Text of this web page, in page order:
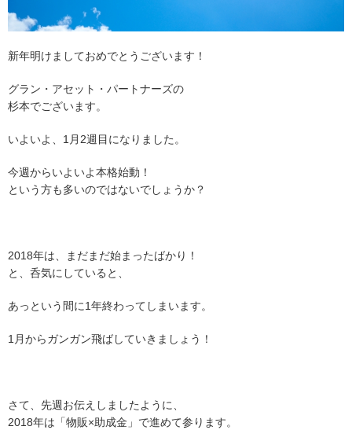
新年明けましておめでとうございます！
グラン・アセット・パートナーズの
杉本でございます。
いよいよ、1月2週目になりました。
今週からいよいよ本格始動！
という方も多いのではないでしょうか？
2018年は、まだまだ始まったばかり！
と、呑気にしていると、
あっという間に1年終わってしまいます。
1月からガンガン飛ばしていきましょう！
さて、先週お伝えしましたように、
2018年は「物販×助成金」で進めて参ります。